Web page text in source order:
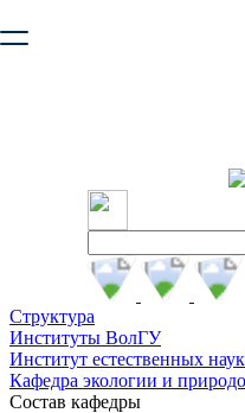
безопасную работу с
Структура
Институты ВолГУ
Институт естественных наук
Кафедра экологии и
Состав кафедры